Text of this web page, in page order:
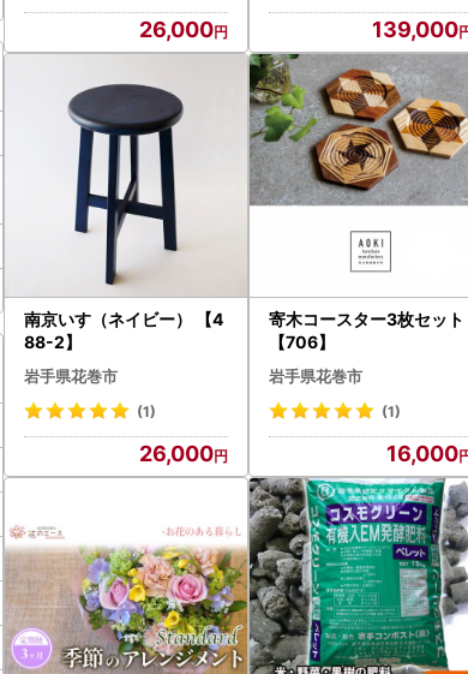
26,000 139,000
南京いす（ネイビー） 【4
88-2】
岩手県花巻市
(1)
26,000
寄木コースター3枚セット
【706】
岩手県花巻市
(1)
16,000